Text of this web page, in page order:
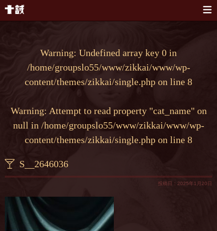
Warning: Undefined array key 0 in
/home/groupslo55/www/zikkai/www/wp-
content/themes/zikkai/single.php on line 8
Warning: Attempt to read property "cat_name" on
null in /home/groupslo55/www/zikkai/www/wp-
content/themes/zikkai/single.php on line 8
S__2646036
投稿日：2025年1月20日